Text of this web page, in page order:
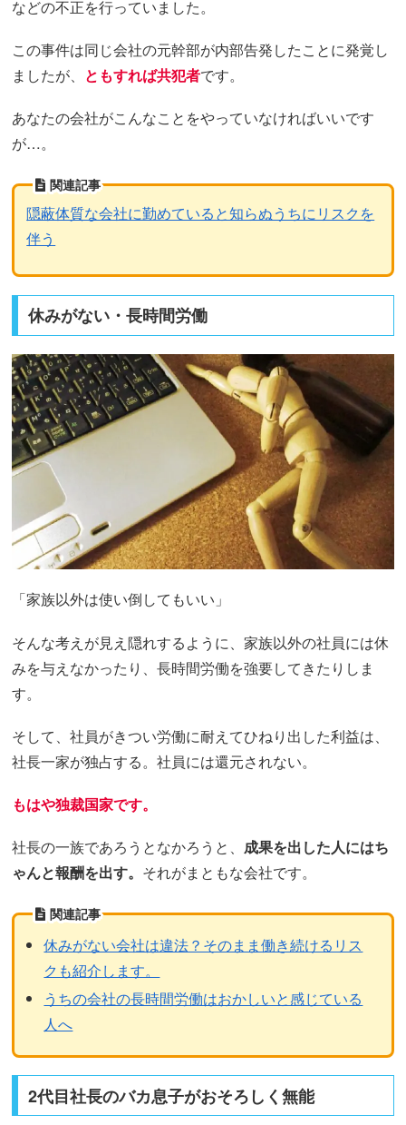
などの不正を行っていました。
この事件は同じ会社の元幹部が内部告発したことに発覚し
ましたが、 ともすれば共犯者です。
あなたの会社がこんなことをやっていなければいいです
が…。
関連記事
隠蔽体質な会社に勤めていると知らぬうちにリスクを
伴う
休みがない・長時間労働
「家族以外は使い倒してもいい」
そんな考えが見え隠れするように、家族以外の社員には休
みを与えなかったり、長時間労働を強要してきたりしま
す。
そして、社員がきつい労働に耐えてひねり出した利益は、
社長一家が独占する。社員には還元されない。
もはや独裁国家です。
社長の一族であろうとなかろうと、 成果を出した人にはち
ゃんと報酬を出す。 それがまともな会社です。
関連記事
休みがない会社は違法？そのまま働き続けるリス
クも紹介します。
うちの会社の長時間労働はおかしいと感じている
人へ
2代目社長のバカ息子がおそろしく無能